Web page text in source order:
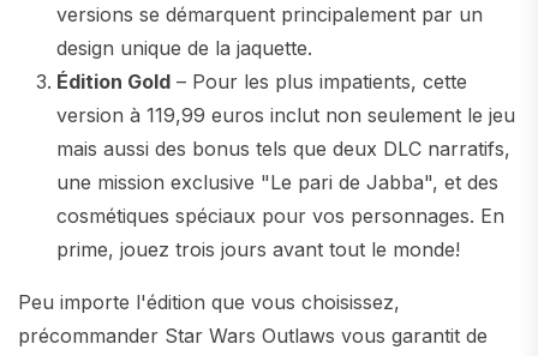
versions se démarquent principalement par un
design unique de la jaquette.
Édition Gold – Pour les plus impatients, cette
version à 119,99 euros inclut non seulement le jeu
mais aussi des bonus tels que deux DLC narratifs,
une mission exclusive "Le pari de Jabba", et des
cosmétiques spéciaux pour vos personnages. En
prime, jouez trois jours avant tout le monde!
Peu importe l'édition que vous choisissez,
précommander Star Wars Outlaws vous garantit de